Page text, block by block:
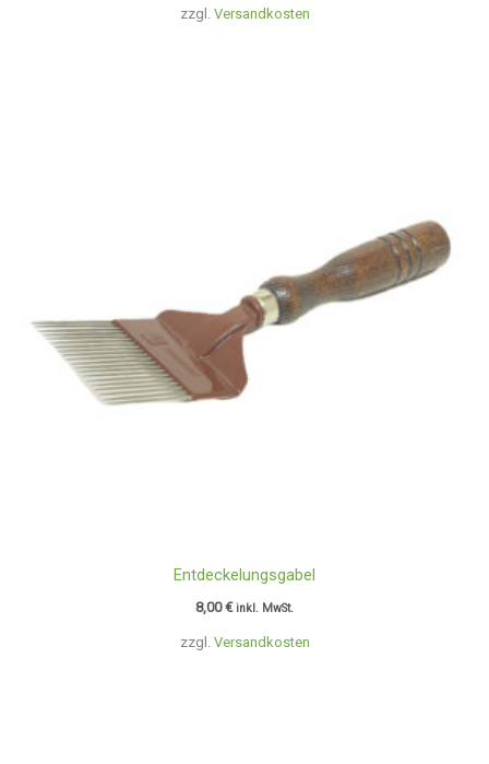
zzgl. Versandkosten
zzgl. Versandkosten
Entdeckelungsgabel
8,00€ inkl. MwSt.